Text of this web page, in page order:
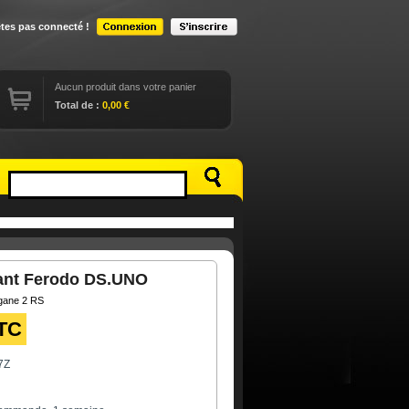
pas connecté !
Aucun produit dans votre panier
Total de : 0,00 €
Ferodo DS.UNO
2 RS